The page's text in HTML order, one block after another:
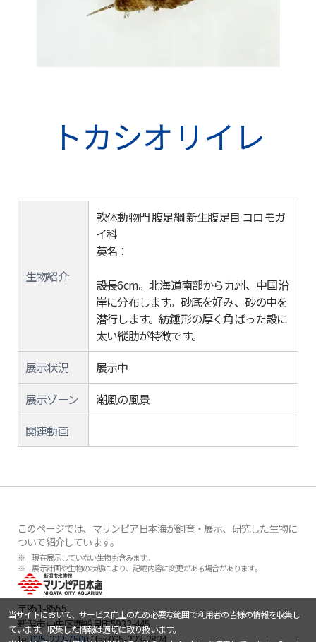
トカシオリイレ
生物紹介
軟体動物門 腹足綱 新生腹足目 コロモガ
イ科
英名：
殻長6cm。北海道南部から九州、中国沿
岸に分布します。砂底を好み、砂の中を
潜行します。紡錘形の厚く角ばった殻に
太い縦肋が特徴です。
展示状況
展示中
展示ゾーン
潮風の風景
関連動画
このページでは、マリンピア日本海が飼育・展示、研究した生物に
ついて紹介しています。
※ 現在展示していない生物も含みます。
※ 展示計画や生物の状態により、記載内容に変更がある場合があります。
〒951-8555
新潟市中央区西船見町5932-445
当サイトにおいて、サービス向上のため必要な範囲で利用者の皆様の情報を収集し
ています。収集した情報は適切に取り扱います。